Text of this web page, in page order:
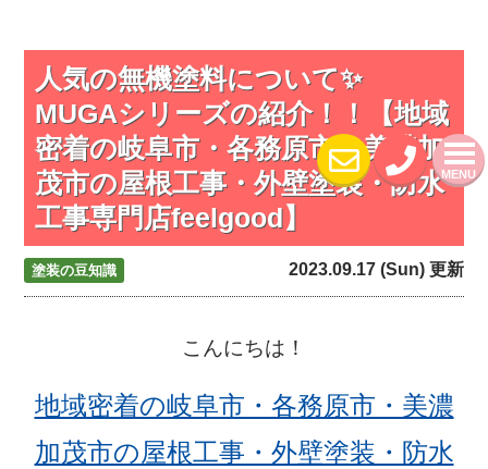
MENU
人気の無機塗料について✨
MUGAシリーズの紹介！！【地域
密着の岐阜市・各務原市・美濃加
茂市の屋根工事・外壁塗装・防水
工事専門店feelgood】
塗装の豆知識 2023.09.17 (Sun) 更新
こんにちは！
地域密着の岐阜市・各務原市・美濃
加茂市の屋根工事・外壁塗装・防水